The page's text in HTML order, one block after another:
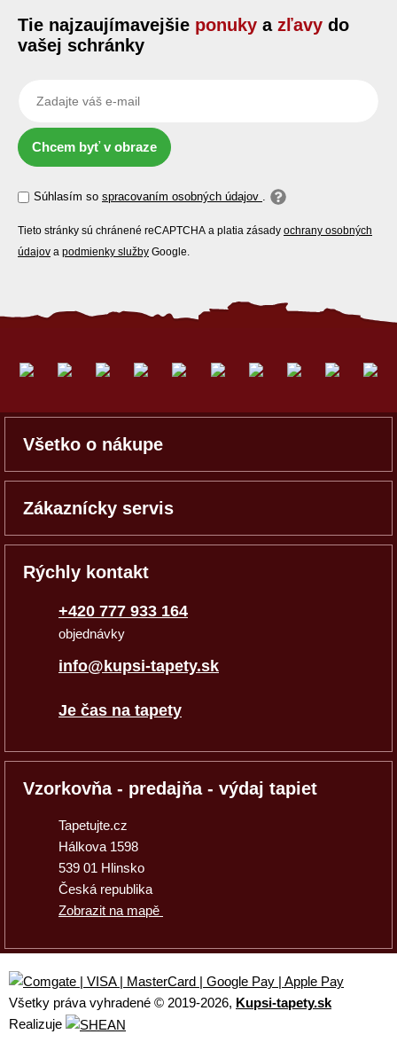
Tie najzaujímavejšie ponuky a zľavy do
vašej schránky
Chcem byť v obraze
Súhlasím so spracovaním osobných údajov .
Tieto stránky sú chránené reCAPTCHA a platia zásady ochrany osobných
údajov a podmienky služby Google.
Všetko o nákupe
Zákaznícky servis
Rýchly kontakt
+420 777 933 164
objednávky
info@kupsi-tapety.sk
Je čas na tapety
Vzorkovňa - predajňa - výdaj tapiet
Tapetujte.cz
Hálkova 1598
539 01 Hlinsko
Česká republika
Zobrazit na mapě
Všetky práva vyhradené © 2019-2026, Kupsi-tapety.sk
Realizuje